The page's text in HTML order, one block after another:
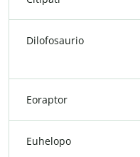
Dilofosaurio
Eoraptor
Euhelopo